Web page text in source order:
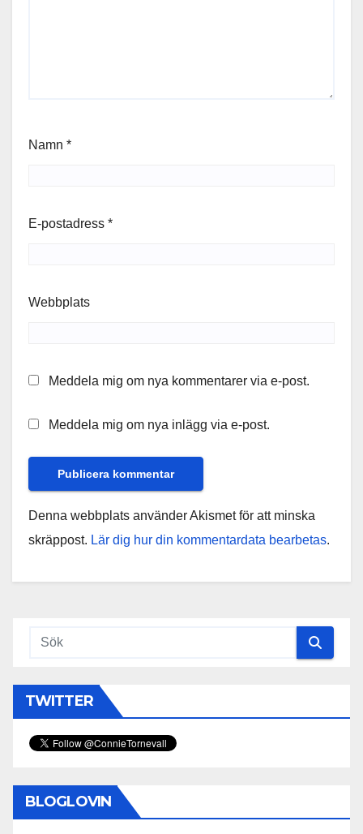
Namn *
E-postadress *
Webbplats
Meddela mig om nya kommentarer via e-post.
Meddela mig om nya inlägg via e-post.
Denna webbplats använder Akismet för att minska
skräppost. Lär dig hur din kommentardata bearbetas.
TWITTER
BLOGLOVIN